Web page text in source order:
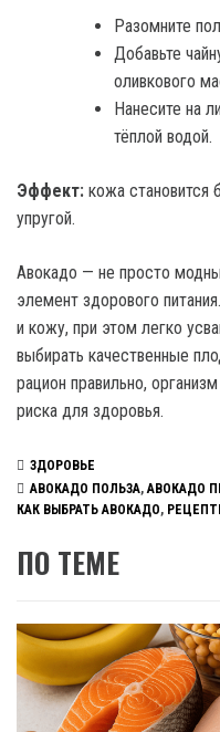
Разомните
Добавьте
оливкового
Нанесите на
тёплой водой.
Эффект: кожа становится
упругой.
Авокадо — не просто
элемент здорового
и кожу, при этом легко
выбирать качественные
рацион правильно,
риска для здоровья.
ЗДОРОВЬЕ
АВОКАДО ПОЛЬЗА, АВОКАДО
КАК ВЫБРАТЬ АВОКАДО,
ПО ТЕМЕ